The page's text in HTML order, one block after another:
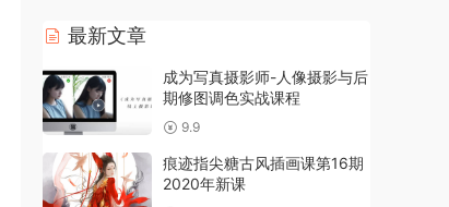
最新文章
成为写真摄影师-人像摄影与后
期修图调色实战课程
9.9
痕迹指尖糖古风插画课第16期
2020年新课